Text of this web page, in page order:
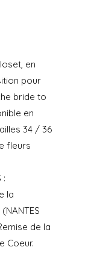
en
pour
bride to
en
34 / 36
fleurs
:
la
de la
Coeur.